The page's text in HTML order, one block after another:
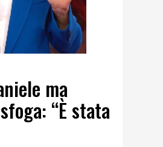
ma
“È stata